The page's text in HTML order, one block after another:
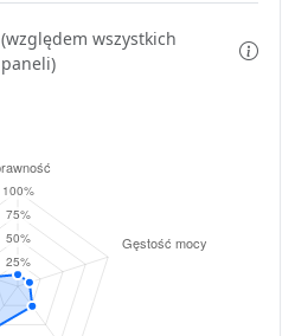
(względem wszystkich
paneli)